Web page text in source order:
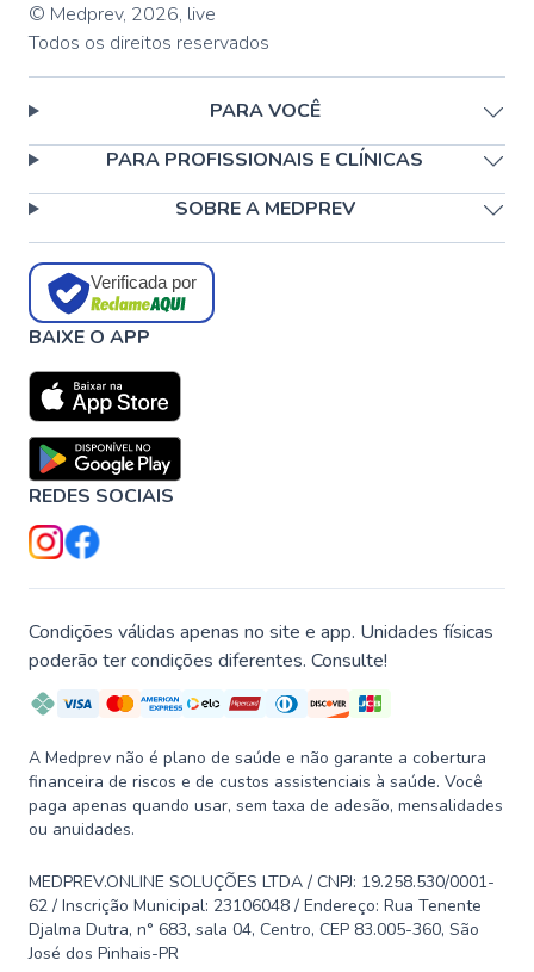
© Medprev, 2026, live
Todos os direitos reservados
PARA VOCÊ
PARA PROFISSIONAIS E CLÍNICAS
SOBRE A MEDPREV
Verificada por
BAIXE O APP
REDES SOCIAIS
Condições válidas apenas no site e app. Unidades físicas
poderão ter condições diferentes. Consulte!
A Medprev não é plano de saúde e não garante a cobertura
financeira de riscos e de custos assistenciais à saúde. Você
paga apenas quando usar, sem taxa de adesão, mensalidades
ou anuidades.
MEDPREV.ONLINE SOLUÇÕES LTDA / CNPJ: 19.258.530/0001-
62 / Inscrição Municipal: 23106048 / Endereço: Rua Tenente
Djalma Dutra, n° 683, sala 04, Centro, CEP 83.005-360, São
José dos Pinhais-PR